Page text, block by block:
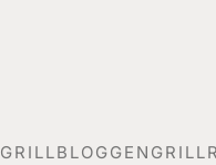
GRILLBLOGGEN